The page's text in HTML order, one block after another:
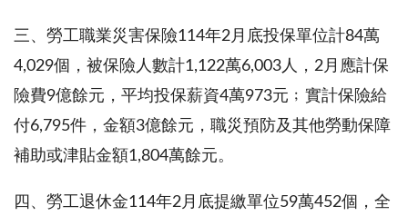
三、勞工職業災害保險114年2月底投保單位計84萬
4,029個，被保險人數計1,122萬6,003人，2月應計保
險費9億餘元，平均投保薪資4萬973元﹔實計保險給
付6,795件，金額3億餘元，職災預防及其他勞動保障
補助或津貼金額1,804萬餘元。
四、勞工退休金114年2月底提繳單位59萬452個，全